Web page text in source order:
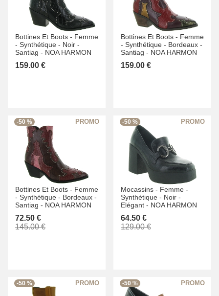
Bottines Et Boots - Femme
- Synthétique - Noir -
Santiag - NOA HARMON
159.00 €
Bottines Et Boots - Femme
- Synthétique - Bordeaux -
Santiag - NOA HARMON
159.00 €
-50 %
Bottines Et Boots - Femme
- Synthétique - Bordeaux -
Santiag - NOA HARMON
72.50 €
145.00 €
-50 %
Mocassins - Femme -
Synthétique - Noir -
Elégant - NOA HARMON
64.50 €
129.00 €
-50 % -50 %